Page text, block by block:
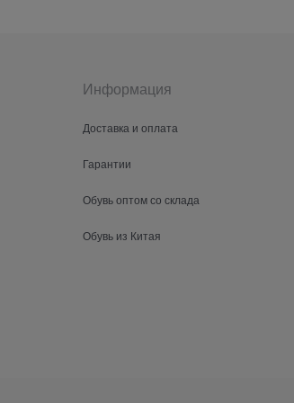
Информация
Доставка и оплата
Гарантии
Обувь оптом со склада
Обувь из Китая